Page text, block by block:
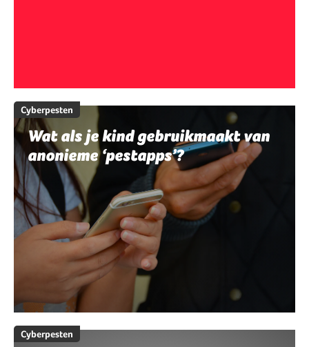
Cyberpesten
Wat als je kind gebruikmaakt van
anonieme ‘pestapps’?
Cyberpesten